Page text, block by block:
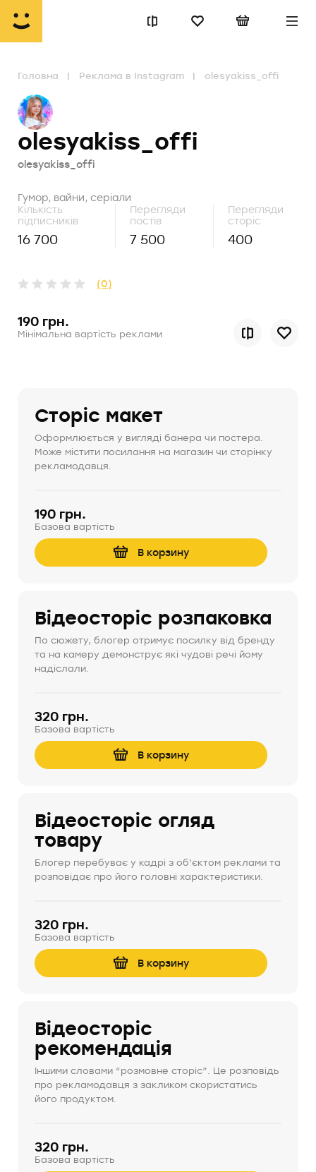
Головна Реклама в Instagram olesyakiss_offi
olesyakiss_offi
olesyakiss_offi
Гумор, вайни, серіали
Кількість
підписників
16 700
Перегляди
постів
7 500
Перегляди
сторіс
400
(0)
190 грн.
Мінімальна вартість реклами
Сторіс макет
Оформлюється у вигляді банера чи постера.
Може містити посилання на магазин чи сторінку
рекламодавця.
190 грн.
Базова вартість
В корзину
Відеосторіс розпаковка
По сюжету, блогер отримує посилку від бренду
та на камеру демонструє які чудові речі йому
надіслали.
320 грн.
Базова вартість
В корзину
Відеосторіс огляд
товару
Блогер перебуває у кадрі з об’єктом реклами та
розповідає про його головні характеристики.
320 грн.
Базова вартість
В корзину
Відеосторіс
рекомендація
Іншими словами “розмовне сторіс”. Це розповідь
про рекламодавця з закликом скористатись
його продуктом.
320 грн.
Базова вартість